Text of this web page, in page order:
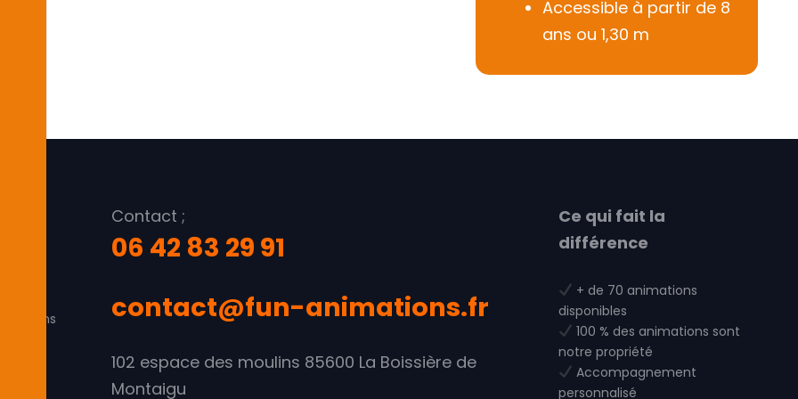
Accessible à partir de 8
ans ou 1,30 m
Contact ;
06 42 83 29 91
contact@fun-animations.fr
102 espace des moulins 85600 La Boissière de
Montaigu
Ce qui fait la
différence
+ de 70 animations
disponibles
100 % des animations sont
notre propriété
Accompagnement
personnalisé